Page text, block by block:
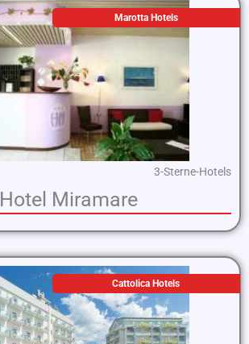
Marotta Hotels
3-Sterne-Hotels
Hotel Miramare
Cattolica Hotels